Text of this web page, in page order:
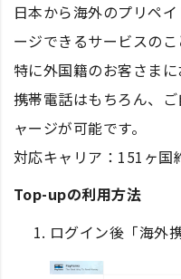
日本から海外のプリペ
ージできるサービスのこ
特に外国籍のお客さま
携帯電話はもちろん、
ャージが可能です。
対応キャリア：151ヶ国
Top-upの利用方法
ログイン後「海外